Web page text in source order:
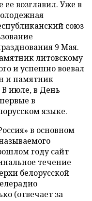
возглавил. Уже в
союз
9 Мая.
литовскому
и успешно воевал
и памятник
июле, в День
в
языке.
в основном
году сайт
течение
белорусской
(отвечает за